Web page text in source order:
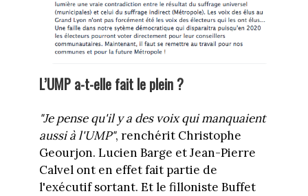
L’UMP a-t-elle fait le plein ?
"Je pense qu'il y a des voix qui manquaient
aussi à l'UMP", renchérit Christophe
Geourjon. Lucien Barge et Jean-Pierre
Calvel ont en effet fait partie de
l'exécutif sortant. Et le filloniste Buffet